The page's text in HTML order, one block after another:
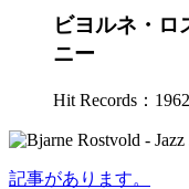
ビヨルネ・ロ
ニー
Hit Records：1962
記事があります。